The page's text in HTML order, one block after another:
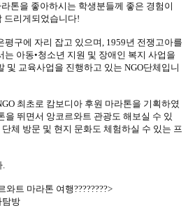
톤을 좋아하시는 학생분들께 좋은 경험이
드리게되었습니다!
구에 자리 잡고 있으며, 1959년 전쟁고아를
아동•청소년 지원 및 장애인 복지 사업을
및 교육사업을 진행하고 있는 NGO단체입니
최초로 캄보디아 후원 마라톤을 기획하였
을 뛰면서 앙코르와트 관광도 해보실 수 있
체 방문 및 현지 문화도 체험하실 수 있는 프
.
와트 마라톤 여행????????>
탐방